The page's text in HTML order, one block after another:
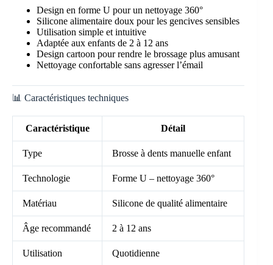
Design en forme U pour un nettoyage 360°
Silicone alimentaire doux pour les gencives sensibles
Utilisation simple et intuitive
Adaptée aux enfants de 2 à 12 ans
Design cartoon pour rendre le brossage plus amusant
Nettoyage confortable sans agresser l’émail
📊 Caractéristiques techniques
Caractéristique Détail
Type Brosse à dents manuelle enfant
Technologie Forme U – nettoyage 360°
Matériau Silicone de qualité alimentaire
Âge recommandé 2 à 12 ans
Utilisation Quotidienne